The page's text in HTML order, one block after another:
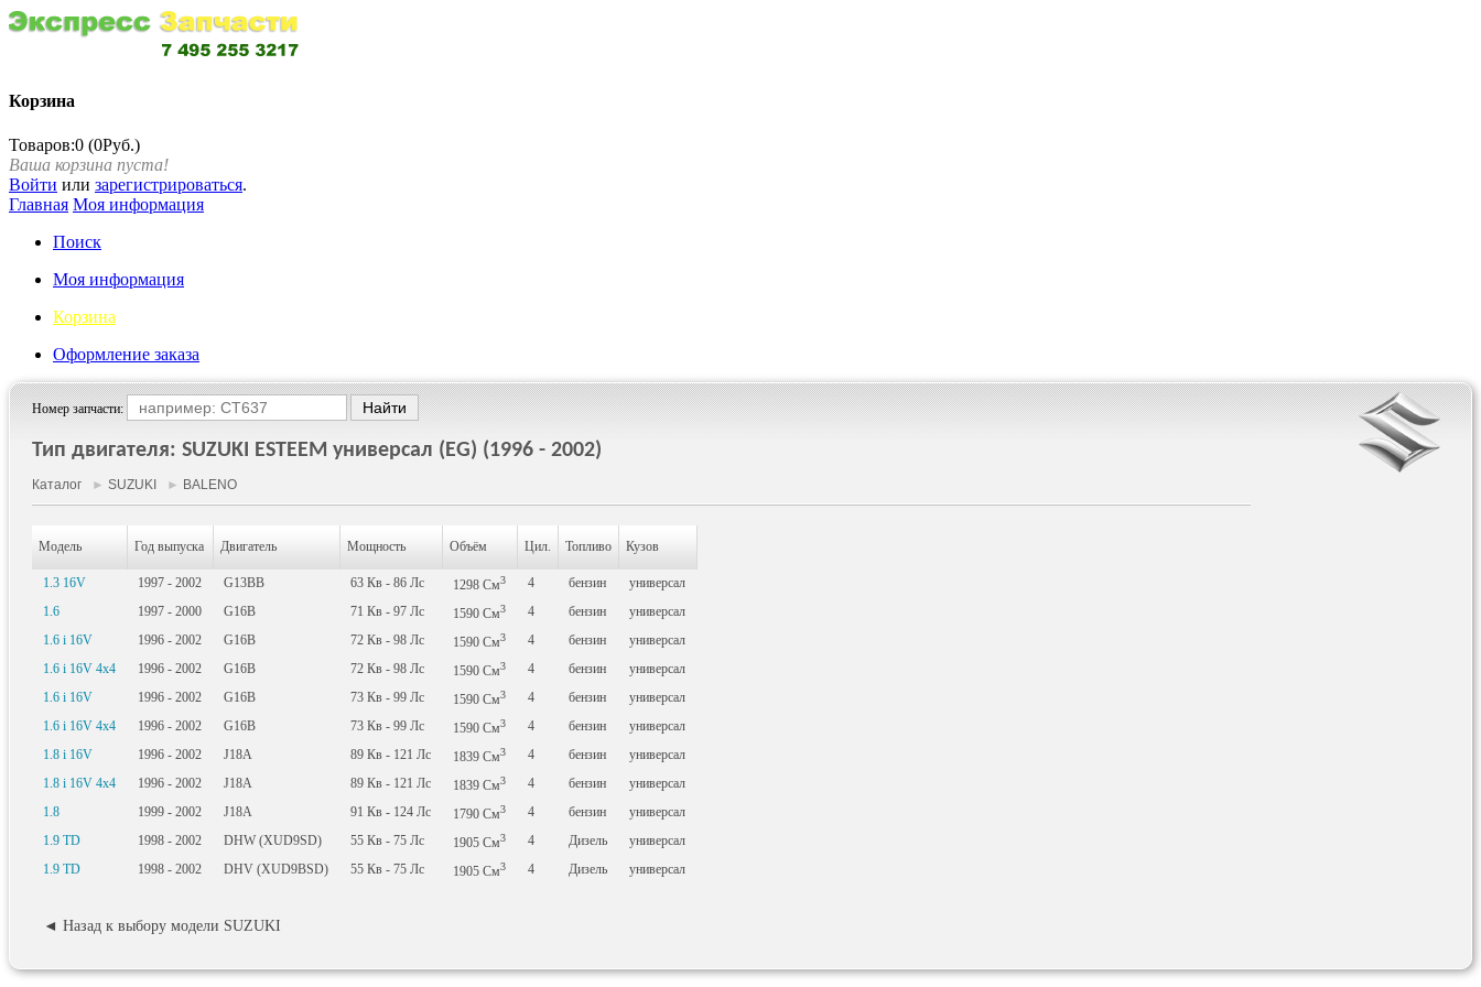
Корзина
Товаров:0 (0Руб.)
Ваша корзина пуста!
Войти или зарегистрироваться.
Главная Моя информация
Поиск
Моя информация
Корзина
Оформление заказа
Номер запчасти:
Тип двигателя: SUZUKI ESTEEM универсал (EG) (1996 - 2002)
Каталог ► SUZUKI ► BALENO
Модель Год выпуска Двигатель Мощность Объём Цил. Топливо Кузов
1.3 16V 1997 - 2002 G13BB 63 Кв - 86 Лс 1298 См3 4 бензин
универсал
1.6
1997 - 2000 G16B 71 Кв - 97 Лс 1590 См3 4 бензин
универсал
1.6 i 16V
1996 - 2002 G16B 72 Кв - 98 Лс 1590 См3 4 бензин
универсал
1.6 i 16V 4x4
1996 - 2002 G16B 72 Кв - 98 Лс 1590 См3 4 бензин
универсал
1.6 i 16V
1996 - 2002 G16B 73 Кв - 99 Лс 1590 См3 4 бензин
универсал
1.6 i 16V 4x4
1996 - 2002 G16B 73 Кв - 99 Лс 1590 См3 4 бензин
универсал
1.8 i 16V
1996 - 2002 J18A 89 Кв - 121 Лс 1839 См3 4 бензин
универсал
1.8 i 16V 4x4
1996 - 2002 J18A 89 Кв - 121 Лс 1839 См3 4 бензин
универсал
1.8
1999 - 2002 J18A 91 Кв - 124 Лс 1790 См3 4 бензин
универсал
1.9 TD
1998 - 2002 DHW (XUD9SD) 55 Кв - 75 Лс 1905 См3 4 Дизель
универсал
1.9 TD
1998 - 2002 DHV (XUD9BSD) 55 Кв - 75 Лс 1905 См3 4 Дизель универсал
◄ Назад к выбору модели SUZUKI